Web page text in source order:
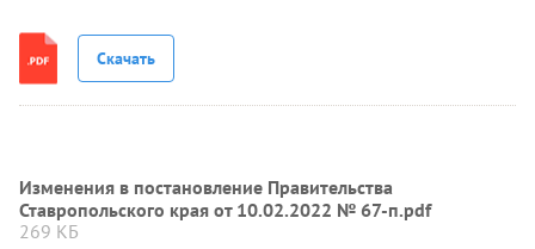
Скачать
Изменения в постановление Правительства
Ставропольского края от 10.02.2022 № 67-п.pdf
269 КБ